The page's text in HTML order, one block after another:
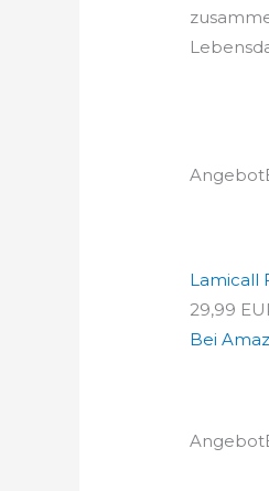
Angebot
Lamicall
29,99
Bei
Angebot